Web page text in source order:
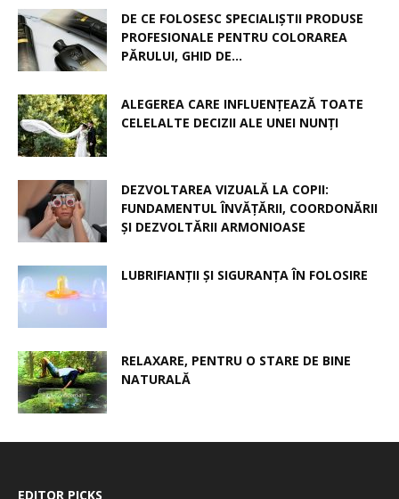
DE CE FOLOSESC SPECIALIȘTII PRODUSE
PROFESIONALE PENTRU COLORAREA
PĂRULUI, GHID DE...
ALEGEREA CARE INFLUENȚEAZĂ TOATE
CELELALTE DECIZII ALE UNEI NUNȚI
DEZVOLTAREA VIZUALĂ LA COPII:
FUNDAMENTUL ÎNVĂȚĂRII, COORDONĂRII
ȘI DEZVOLTĂRII ARMONIOASE
LUBRIFIANȚII ȘI SIGURANȚA ÎN FOLOSIRE
RELAXARE, PENTRU O STARE DE BINE
NATURALĂ
EDITOR PICKS